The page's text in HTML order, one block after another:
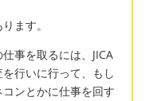
ます。
事を取るには、JICA
行いに行って、もし
ンとかに仕事を回す